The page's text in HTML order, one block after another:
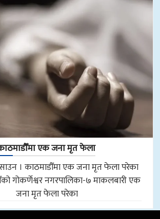
एक जना मृत फेला
। काठमाडौँमा एक जना मृत फेला परेका
गोकर्णेश्वर नगरपालिका-७ माकलबारी एक
जना मृत फेला परेका